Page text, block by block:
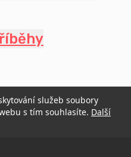
služeb soubory
s tím souhlasíte. Další